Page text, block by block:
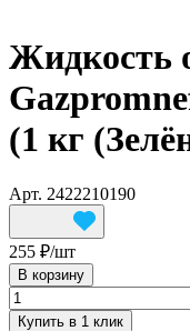
Жидкость
(1 кг
Арт. 2422210190
255 ₽/шт
В корзину
Купить в 1 клик